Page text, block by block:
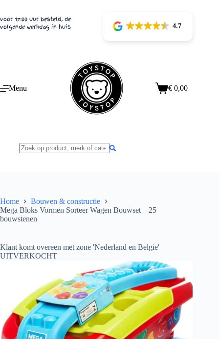
de
inhoud
voor 17:00 uur besteld, de
volgende werkdag in huis
4.7
Menu Winkelwagen
€ 0,00
Home
Bouwen & constructie
Mega Bloks Vormen Sorteer Wagen Bouwset – 25
bouwstenen
Klant komt overeen met zone 'Nederland en Belgie'
UITVERKOCHT